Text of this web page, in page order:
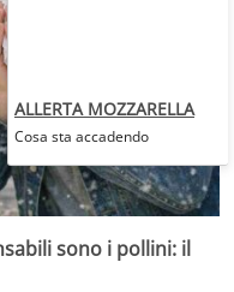
sono i pollini: il
ALLERTA MOZZARELLA
Cosa sta accadendo